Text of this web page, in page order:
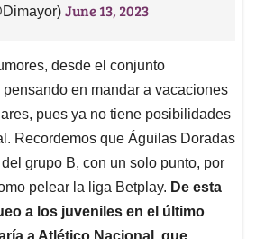
June 13, 2023
desde el conjunto
en mandar a vacaciones
pues ya no tiene posibilidades
Recordemos que Águilas Doradas
grupo B, con un solo punto, por
pelear la liga Betplay. De esta
a los juveniles en el último
a Atlético Nacional, que